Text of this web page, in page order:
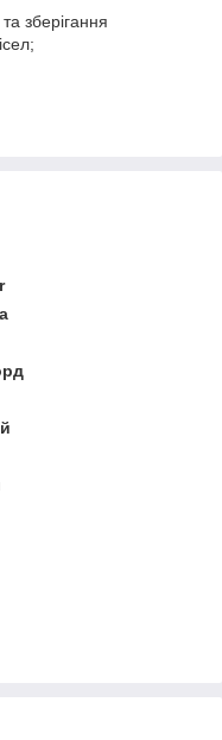
зберігання